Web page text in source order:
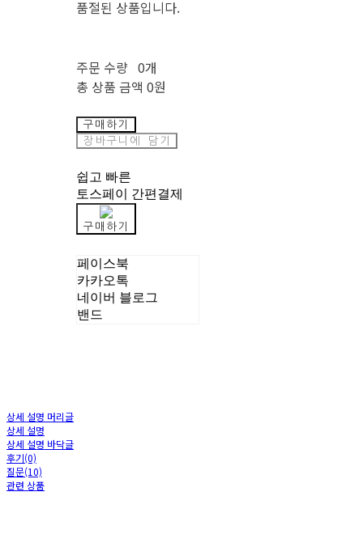
품절된 상품입니다.
주문 수량 0개
총 상품 금액 0원
구매하기
장바구니에 담기
쉽고 빠른
토스페이 간편결제
구매하기
페이스북
카카오톡
네이버 블로그
밴드
상세 설명 머리글
상세 설명
상세 설명 바닥글
후기(0)
질문(10)
관련 상품